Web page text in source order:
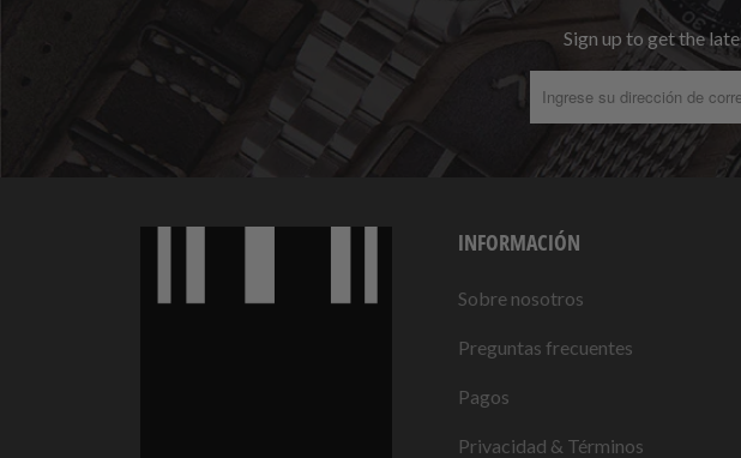
Sign up to get the
INFORMACIÓN
Sobre nosotros
Preguntas frecuentes
Pagos
Privacidad & Términos